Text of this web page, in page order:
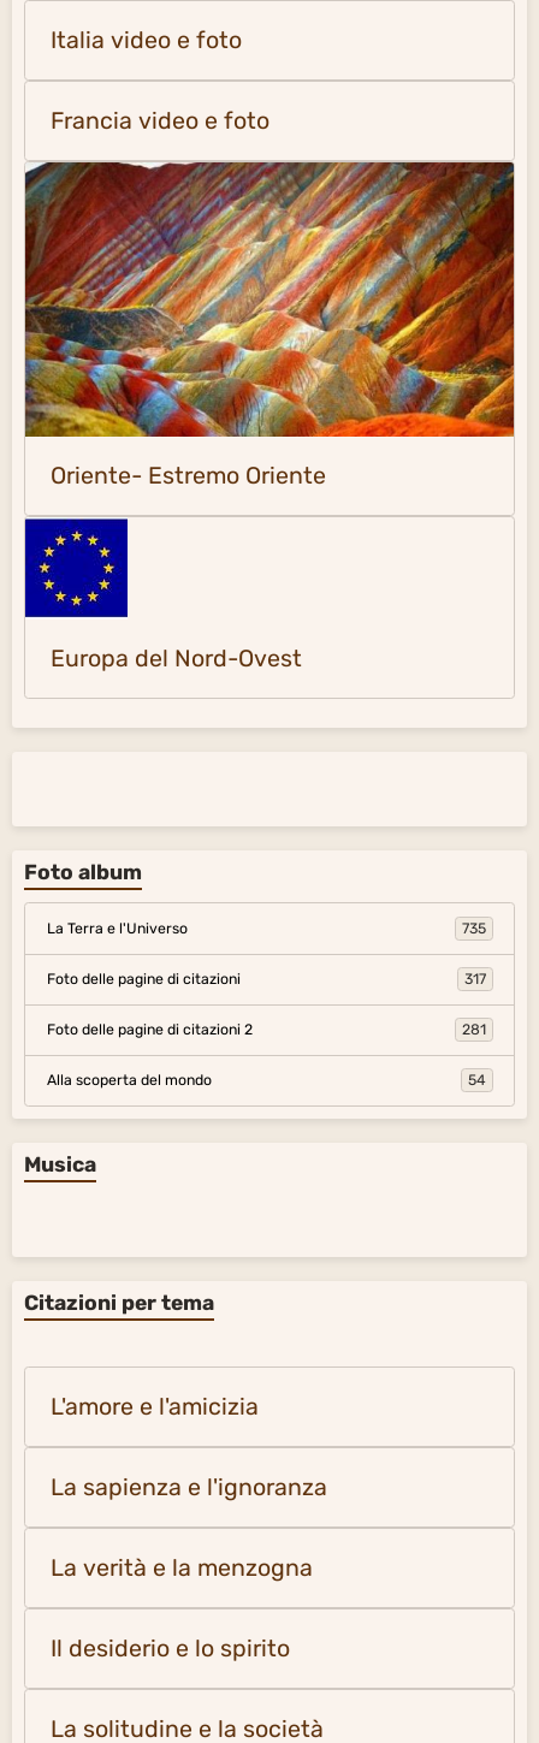
Italia video e foto
Francia video e foto
Oriente- Estremo Oriente
Europa del Nord-Ovest
Foto album
La Terra e l'Universo 735
Foto delle pagine di citazioni 317
Foto delle pagine di citazioni 2 281
Alla scoperta del mondo 54
Musica
Citazioni per tema
L'amore e l'amicizia
La sapienza e l'ignoranza
La verità e la menzogna
Il desiderio e lo spirito
La solitudine e la società